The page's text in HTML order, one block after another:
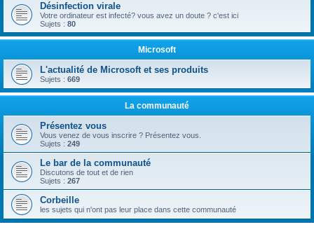
Désinfection virale
Votre ordinateur est infecté? vous avez un doute ? c'est ici
Sujets : 80
Microsoft
L'actualité de Microsoft et ses produits
Sujets : 669
La communauté
Présentez vous
Vous venez de vous inscrire ? Présentez vous.
Sujets : 249
Le bar de la communauté
Discutons de tout et de rien
Sujets : 267
Corbeille
les sujets qui n'ont pas leur place dans cette communauté